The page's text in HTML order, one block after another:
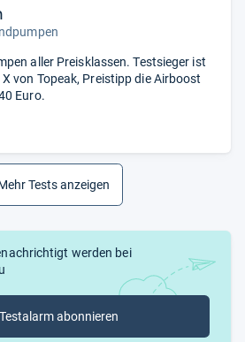
aller Preisklassen. Testsieger ist
von Topeak, Preistipp die Airboost
Euro.
Tests anzeigen
werden bei
Testalarm abonnieren